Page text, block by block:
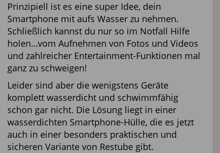
Prinzipiell ist es eine super Idee, dein
Smartphone mit aufs Wasser zu nehmen.
Schließlich kannst du nur so im Notfall Hilfe
holen…vom Aufnehmen von Fotos und Videos
und zahlreicher Entertainment-Funktionen mal
ganz zu schweigen!
Leider sind aber die wenigstens Geräte
komplett wasserdicht und schwimmfähig
schon gar nicht. Die Lösung liegt in einer
wasserdichten Smartphone-Hülle, die es jetzt
auch in einer besonders praktischen und
sicheren Variante von Restube gibt.